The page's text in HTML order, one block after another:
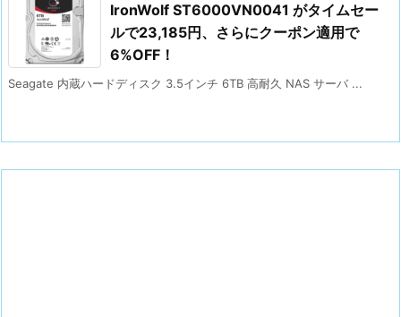
IronWolf ST6000VN0041 がタイムセー
ルで23,185円、さらにクーポン適用で
6%OFF！
Seagate 内蔵ハードディスク 3.5インチ 6TB 高耐久 NAS サーバ ...